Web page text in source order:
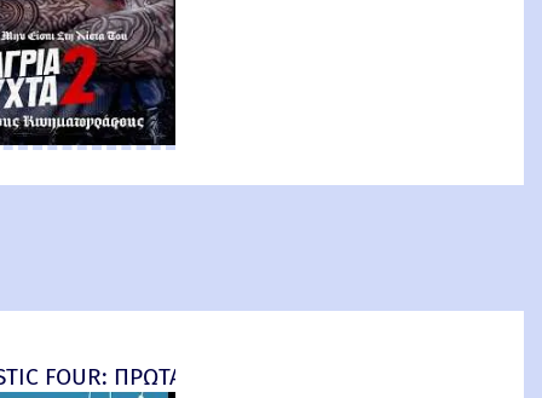
Brand New Day) New Threat
FOUR: ΠΡΩΤΑ ΒΗΜΑΤΑ - final